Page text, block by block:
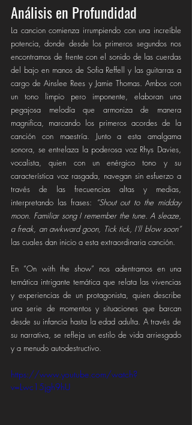
Análisis en Profundidad
La cancion comienza irrumpiendo con una increíble
potencia, donde desde los primeros segundos nos
encontramos de frente con el sonido de las cuerdas
del bajo en manos de Sofia Reffell y las guitarras a
cargo de Ainslee Rees y Jamie Thomas. Ambos con
un tono limpio pero imponente, elaboran una
pegajosa melodía que armoniza de manera
magnifica, marcando los primeros acordes de la
canción con maestría. Junto a esta amalgama
sonora, se entrelaza la poderosa voz Rhys Davies,
vocalista, quien con un enérgico tono y su
característica voz rasgada, navegan sin esfuerzo a
través de las frecuencias altas y medias,
interpretando las frases:
“Shout out to the midday
moon. Familiar song I remember the tune. A sleaze,
a freak, an awkward goon, Tick tick, I'll blow soon”
las cuales dan inicio a esta extraordinaria canción.
En “On with the show” nos adentramos en una
temática intrigante temática que relata las vivencias
y experiencias de un protagonista, quien describe
una serie de momentos y situaciones que barcan
desde su infancia hasta la edad adulta. A través de
su narrativa, se refleja un estilo de vida arriesgado
y a menudo autodestructivo.
https://www.youtube.com/watch?
v=Lwc15jgh9hU